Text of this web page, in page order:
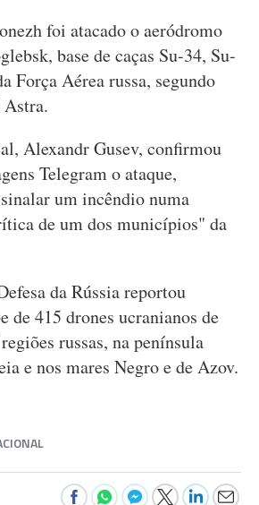
foi atacado o aeródromo
base de caças Su-34, Su-
Força Aérea russa, segundo
Alexandr Gusev, confirmou
Telegram o ataque,
um incêndio numa
de um dos municípios" da
da Rússia reportou
de 415 drones ucranianos de
russas, na península
e nos mares Negro e de Azov.